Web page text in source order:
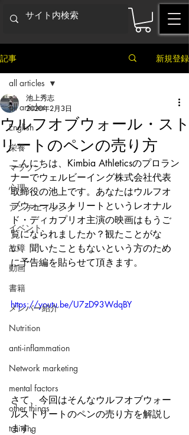
記事 新規登録
all articles
English
栄養
マラソン
心理
アンチエイジング
イベント
故障
動画
書籍
メンバー紹介
Nutrition
anti-inflammation
Network marketing
mental factors
other things
training
all articles
ウルフオブウォール・スト
リートのペンの売り方
池上秀志
2020年2月3日
こんにちは、Kimbia Athleticsのプロラン
ナーでウェルビーイング株式会社代表
取締役の池上です。あなたはウルフオ
ブウォールストリートというレオナル
ド・ディカプリオ主演の映画はもうご
覧になられましたか？観たことがな
い、聞いたこともないという方のため
に予告編を貼らせて頂きます。
https://youtu.be/U7zD93WdqBY
さて、今回はそんなウルフオブウォー
ルストリートのペンの売り方を解説し
ます。